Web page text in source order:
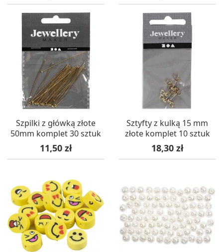
Szpilki z główką złote
50mm komplet 30 sztuk
Cena
11,50 zł
Sztyfty z kulką 15 mm
złote komplet 10 sztuk
Cena
18,30 zł